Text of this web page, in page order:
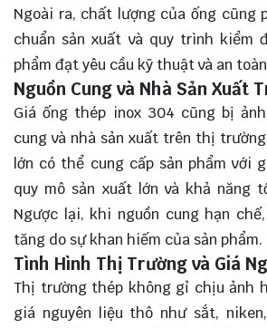
Ngoài ra, chất lượng của ống cũng
chuẩn sản xuất và quy trình kiểm
phẩm đạt yêu cầu kỹ thuật và an
Nguồn Cung và Nhà Sản Xuất
Giá ống thép inox 304 cũng bị
cung và nhà sản xuất trên thị
lớn có thể cung cấp sản phẩm với
quy mô sản xuất lớn và khả năng
Ngược lại, khi nguồn cung hạn
tăng do sự khan hiếm của sản phẩm.
Tình Hình Thị Trường và Giá
Thị trường thép không gỉ chịu ảnh
giá nguyên liệu thô như sắt,